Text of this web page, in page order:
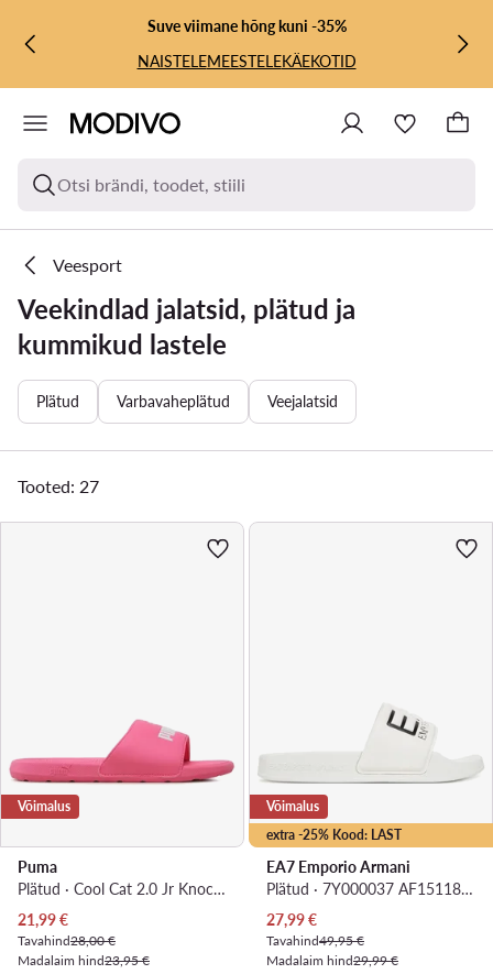
LIIGU PÕHISISU JUURDE
MINE OTSINGUSSESuve viimane hõng kuni -35%
NAISTELEMEESTELEKÄEKOTID
Otsi brändi, toodet, stiili
Veesport
Veekindlad jalatsid, plätud ja
kummikud lastele
Plätud Varbavaheplätud Veejalatsid
Tooted: 27
Võimalus
Puma
Plätud · Cool Cat 2.0 Jr Knockout 39088108 · Roosa
Praegune hind
21,99€
Tavahind28,00 €
Madalaim hind23,95 €
extra -25% Kood: LAST
Võimalus
EA7 Emporio Armani
Plätud · 7Y000037 AF15118 U0001 · Valge
Praegune hind
27,99€
Tavahind49,95 €
Madalaim hind29,99 €